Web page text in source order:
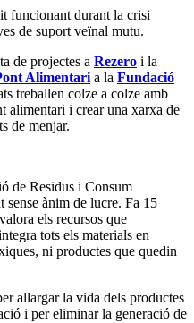
funcionant durant la crisi
de suport veïnal mutu.
de projectes a Rezero i la
Alimentaria la Fundació
treballen colze a colze amb
alimentari i crear una xarxa de
de menjar.
de Residus i Consum
sense ànim de lucre. Fa 15
els recursos que
tots els materials en
ni productes que quedin
allargar la vida dels productes
i per eliminar la generació de